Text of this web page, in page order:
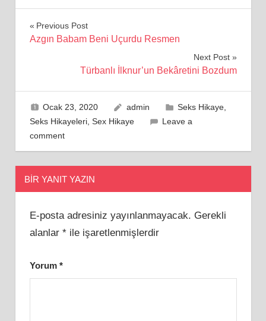
Yazı
Previous Post
Azgın Babam Beni Uçurdu Resmen
Next Post
Türbanlı İlknur’un Bekâretini Bozdum
Ocak 23, 2020 admin Seks Hikaye
Seks Hikayeleri, Sex Hikaye
Leave a
comment
BIR YANIT YAZIN
E-posta adresiniz yayınlanmayacak. Gerekli
alanlar *ile işaretlenmişlerdir
Yorum *